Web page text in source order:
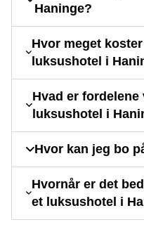
Haninge?
Hvor meget
luksushotel i
Hvad er fordelene
luksushotel i
Hvor kan jeg bo
Hvornår er det
et luksushotel i